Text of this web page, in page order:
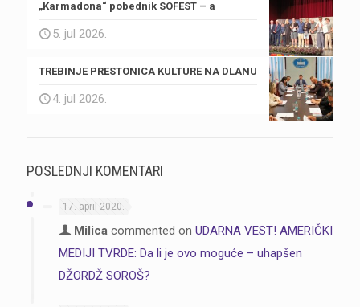
„Karmadona“ pobednik SOFEST – a
5. jul 2026.
TREBINJE PRESTONICA KULTURE NA DLANU
4. jul 2026.
POSLEDNJI KOMENTARI
17. april 2020.
Milica commented on UDARNA VEST! AMERIČKI
MEDIJI TVRDE: Da li je ovo moguće – uhapšen
DŽORDŽ SOROŠ?